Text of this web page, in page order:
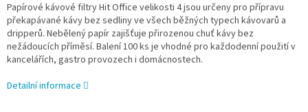
Papírové kávové filtry Hit Office velikosti 4 jsou určeny pro přípravu
překapávané kávy bez sedliny ve všech běžných typech kávovarů a
dripperů. Nebělený papír zajišťuje přirozenou chuť kávy bez
nežádoucích příměsí. Balení 100 ks je vhodné pro každodenní použití v
kancelářích, gastro provozech i domácnostech.
Detailní informace